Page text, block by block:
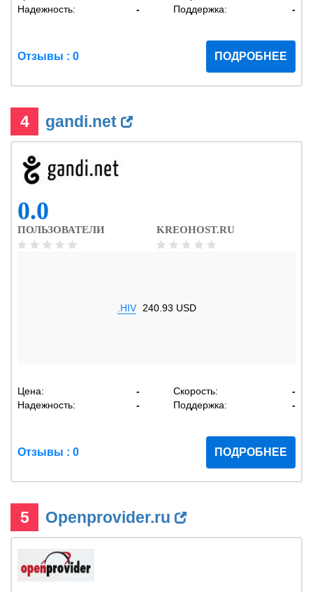
Надежность:
- Поддержка: -
Отзывы : 0 ПОДРОБНЕЕ
4 gandi.net
0.0
ПОЛЬЗОВАТЕЛИ KREOHOST.RU
.HIV 240.93 USD
Цена: - Скорость:
-
Надежность:
- Поддержка: -
Отзывы : 0 ПОДРОБНЕЕ
5 Openprovider.ru